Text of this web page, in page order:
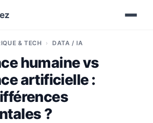
& TECH DATA / IA
humaine vs
artificielle :
?